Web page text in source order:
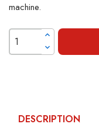
machine.
DESCRIPTION